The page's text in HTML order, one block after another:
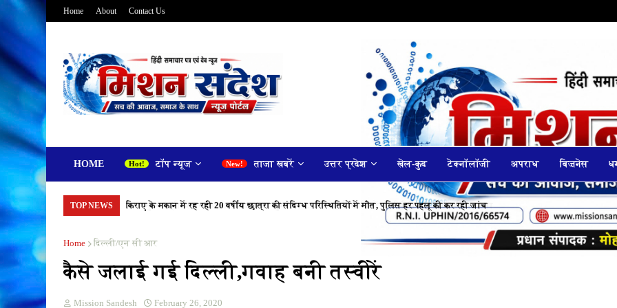
Home About Contact Us
HOME टॉप न्यूज ताजा खबरें उत्तर प्रदेश खेल-कुद टेक्नॉलॉजी अपराध बिज़नेस
TOP NEWS किराए के मकान में रह रही 20 वर्षीय छात्रा की संदिग्ध परिस्थितियों में मौत, पुलिस हर पहलू की कर रही जांच
Home दिल्ली/एन सी आर
कैसे जलाई गई दिल्ली,गवाह बनी तस्वीरें
Mission Sandesh February 26, 2020